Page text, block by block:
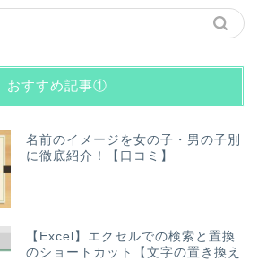
おすすめ記事①
名前のイメージを女の子・男の子別
に徹底紹介！【口コミ】
【Excel】エクセルでの検索と置換
のショートカット【文字の置き換え